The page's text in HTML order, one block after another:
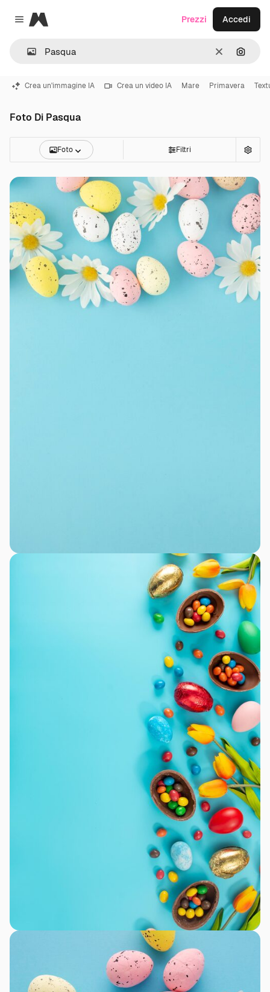
Close menu
Magnific
CancellaCerca
Prezzi Accedi
Crea un'immagine IA Crea un video IA Mare Primavera
Foto Di Pasqua
Foto Filtri